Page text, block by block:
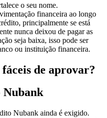
o seu nome.
financeira ao longo
principalmente se está
nunca deixou de pagar as
seja baixa, isso pode ser
ou instituição financeira.
de aprovar?
Nubank
Nubank ainda é exigido.